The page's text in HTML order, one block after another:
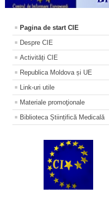
Pagina de start CIE
Despre CIE
Activități CIE
Republica Moldova și UE
Link-uri utile
Materiale promoţionale
Biblioteca Științifică Medicală